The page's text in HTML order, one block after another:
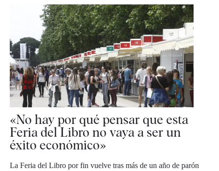
«No hay por qué pensar que esta
Feria del Libro no vaya a ser un
éxito económico»
La Feria del Libro por fin vuelve tras más de un año de parón